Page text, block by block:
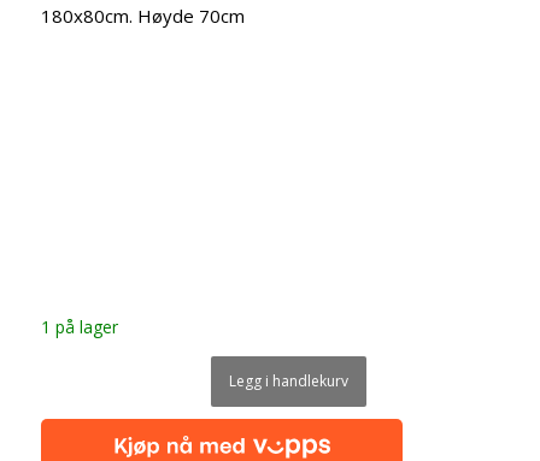
180x80cm. Høyde 70cm
1 på lager
Legg i handlekurv